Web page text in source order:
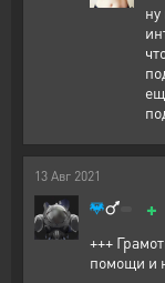
13 Авг 2021
+
+++
помощи и